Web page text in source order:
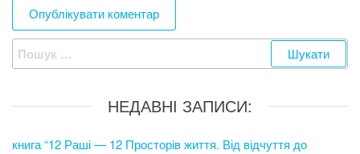
Пошук:
НЕДАВНІ ЗАПИСИ:
книга “12 Раші — 12 Просторів життя. Від відчуття до